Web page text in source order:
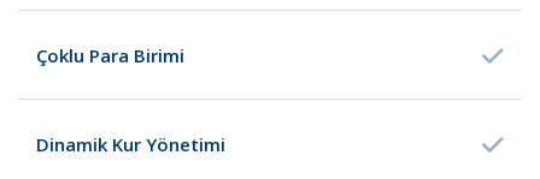
Çoklu Para Birimi
Dinamik Kur Yönetimi